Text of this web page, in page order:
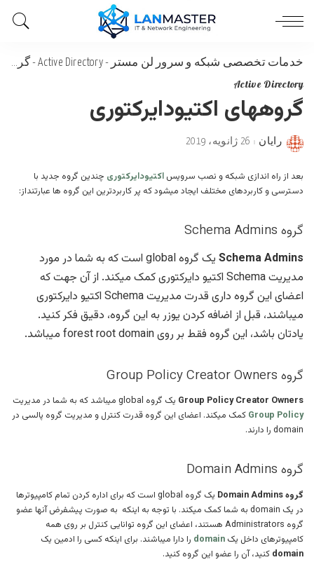
خدمات تخصصی شبکه و سرور لن مستر -
Active Directory
- گروههای اکتیودایرکتوری
Active Directory
گروههای اکتیودایرکتوری
Posted
رایان 26 ژانویه، 2019
بعد از راه اندازی شبکه و نصب سرویس اکتیودایرکتوری چندین گروه جدید با
دسترسی و کاربردهای مختلف ایجاد میشود که پر کاربردترین این گروه ها عبارتنداز:
گروه Schema Admins
Schema Admins
یک گروه global است که به شما در مورد
مدیریت Schema اکتیو دایرکتوری کمک میکند. از آن جهت که
اعضای این گروه داری قدرت مدیریت Schema اکتیو دایرکتوری
میباشند، قبل از اضافه کردن یوزر به این گروه، دقیق فکر کنید.
یادتان باشد، این گروه فقط بر روی forest root domain میباشد.
گروه Group Policy Creator Owners
Group Policy Creator Owners یک گروه global میباشد که به شما در مدیریت
Group Policy کمک میکند. اعضای این گروه قدرت کنترل و مدیریت گروه پالسی در
domain را دارند.
گروه Domain Admins
گروه Domain Admins
یک گروه global است که برای اداره کردن تمام کامپیوترها
در یک domain به شما کمک میکند. با توجه به اینکه به صورت پیشفرض آنها عضو
گروه Administrators هستند، اعضای این گروه توانایی کنترل بر روی همه
کامپیوترهای داخل یک domain را دارا میباشند. برای اینکه کسی را ادمین یک
domain کنید، آن را عضو این گروه کنید.